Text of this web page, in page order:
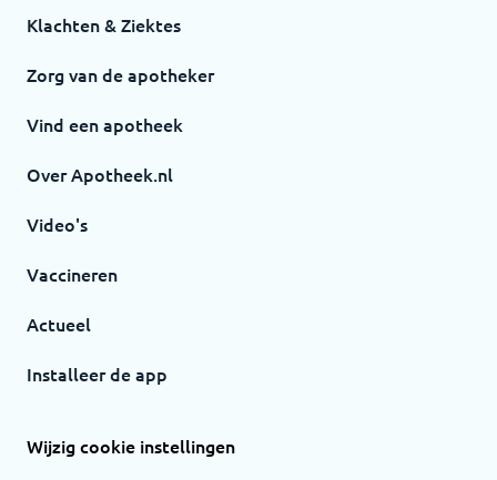
Klachten & Ziektes
Zorg van de apotheker
Vind een apotheek
Over Apotheek.nl
Video's
Vaccineren
Actueel
Installeer de app
Wijzig cookie instellingen